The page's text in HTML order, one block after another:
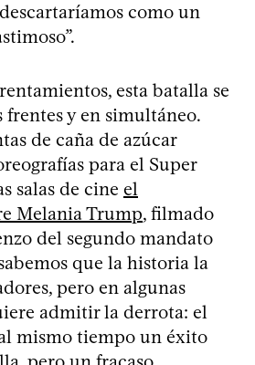
como un
esta batalla se
frentes y en simultáneo.
de caña de azúcar
para el Super
salas de cine el
Melania Trump, filmado
del segundo mandato
que la historia la
pero en algunas
admitir la derrota: el
mismo tiempo un éxito